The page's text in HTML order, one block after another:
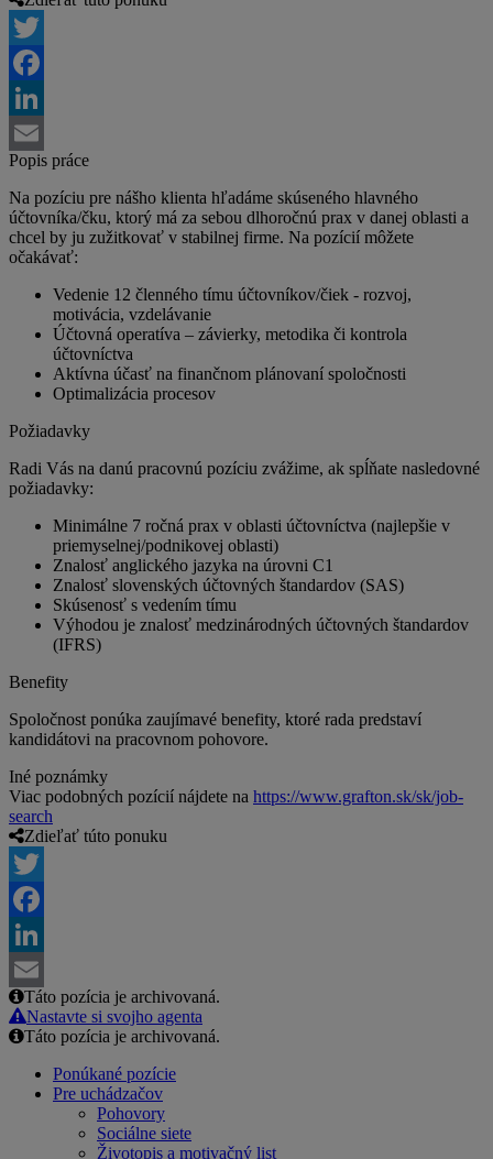
Twitter
Facebook
LinkedIn
Email
Popis práce
Na pozíciu pre nášho klienta hľadáme skúseného hlavného
účtovníka/čku, ktorý má za sebou dlhoročnú prax v danej oblasti a
chcel by ju zužitkovať v stabilnej firme. Na pozícií môžete
očakávať:
Vedenie 12 členného tímu účtovníkov/čiek - rozvoj,
motivácia, vzdelávanie
Účtovná operatíva – závierky, metodika či kontrola
účtovníctva
Aktívna účasť na finančnom plánovaní spoločnosti
Optimalizácia procesov
Požiadavky
Radi Vás na danú pracovnú pozíciu zvážime, ak spĺňate nasledovné
požiadavky:
Minimálne 7 ročná prax v oblasti účtovníctva (najlepšie v
priemyselnej/podnikovej oblasti)
Znalosť anglického jazyka na úrovni C1
Znalosť slovenských účtovných štandardov (SAS)
Skúsenosť s vedením tímu
Výhodou je znalosť medzinárodných účtovných štandardov
(IFRS)
Benefity
Spoločnost ponúka zaujímavé benefity, ktoré rada predstaví
kandidátovi na pracovnom pohovore.
Iné poznámky
Viac podobných pozícií nájdete na https://www.grafton.sk/sk/job-
search
Zdieľať túto ponuku
Twitter
Facebook
LinkedIn
Email
Táto pozícia je archivovaná.
Nastavte si svojho agenta
Táto pozícia je archivovaná.
Ponúkané pozície
Pre uchádzačov
Pohovory
Sociálne siete
Životopis a motivačný list